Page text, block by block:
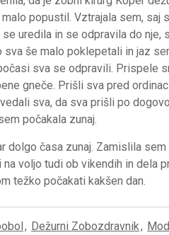
popustil. Vztrajala sem,
uredila in se odpravila do nje,
še malo poklepetali in jaz
sva se odpravili. Prispele
gneče. Prišli sva pred
sva, da sva prišli po
počakala zunaj.
dolgo časa zunaj. Zamislila
voljo tudi ob vikendih in dela
težko počakati kakšen dan.
, Dežurni Zobozdravnik,